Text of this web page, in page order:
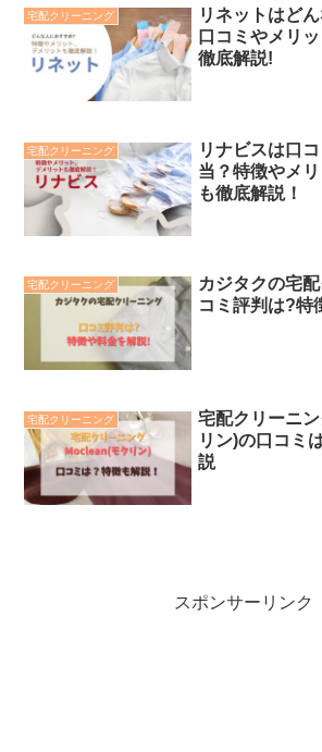
宅配クリーニング
リネットはど
口コミやメリ
徹底解説!
宅配クリーニング
リナビスは口
当？特徴やメ
も徹底解説！
宅配クリーニング
カジタクの宅
コミ評判は?特
宅配クリーニング
宅配クリーニ
リン)の口コミ
説
スポンサーリンク